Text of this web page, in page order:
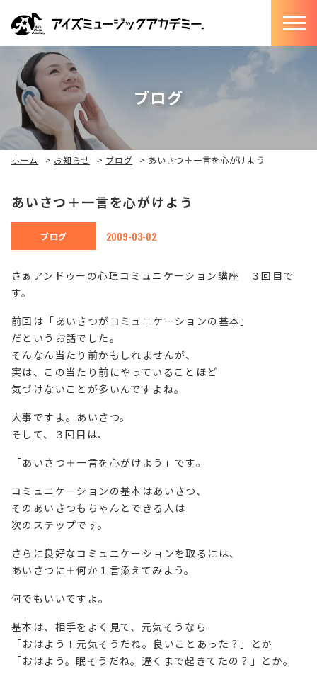
ブログ
ホーム > お知らせ > ブログ > あいさつ＋一言を心がけよう
あいさつ＋一言を心がけよう
ブログ 2009-03-02
さぁアンドゥーの心理コミュニケーション講座 ３回目で
す。
前回は「あいさつがコミュニケーションの基本」
だというお話でした。
そんなん当たり前かもしれませんが、
実は、この当たり前にやっていることほど
気づけないことが多いんですよね。
大事ですよ。あいさつ。
そして、３回目は、
「あいさつ＋一言を心がけよう」です。
コミュニケーションの基本はあいさつ、
そのあいさつもちゃんとできる人は
次のステップです。
さらに良好なコミュニケーションを取るには、
あいさつに＋何か１言添えてみよう。
何でもいいですよ。
基本は、相手をよく見て、元気そうなら
「おはよう！元気そうだね。良いことあった？」とか
「おはよう。眠そうだね。遅くまで起きてたの？」とか。